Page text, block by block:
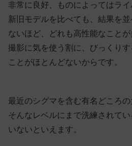
非常に良好、ものによってはライ
新旧モデルを比べても、結果を
ないほど、どれも高性能なこと
撮影に気を使う割に、びっくり
ことがほとんどないからです。
最近のシグマを含む有名どころの
そんなレベルにまで洗練されて
いないといえます。